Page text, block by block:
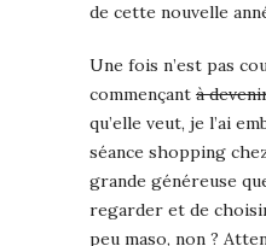
de cette nouvelle
Une fois n’est pas
commençant à
qu’elle veut, je l’ai
séance shopping
grande généreuse
regarder et de
peu maso, non ?